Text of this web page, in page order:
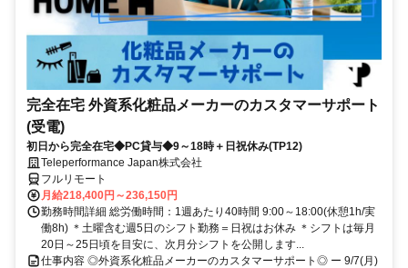
完全在宅 外資系化粧品メーカーのカスタマーサポート
(受電)
初日から完全在宅◆PC貸与◆9～18時＋日祝休み(TP12)
Teleperformance Japan株式会社
フルリモート
月給218,400円～236,150円
勤務時間詳細 総労働時間：1週あたり40時間 9:00～18:00(休憩1h/実
働8h) ＊土曜含む週5日のシフト勤務＝日祝はお休み ＊シフトは毎月
20日～25日頃を目安に、次月分シフトを公開します...
仕事内容 ◎外資系化粧品メーカーのカスタマーサポート◎ ー 9/7(月)